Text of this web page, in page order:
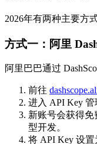
2026年有两种主要方
方式一：阿里
阿里巴巴通过
前往
进入 API Key 管
新账号会获得
型开发。
将 API Key 设置